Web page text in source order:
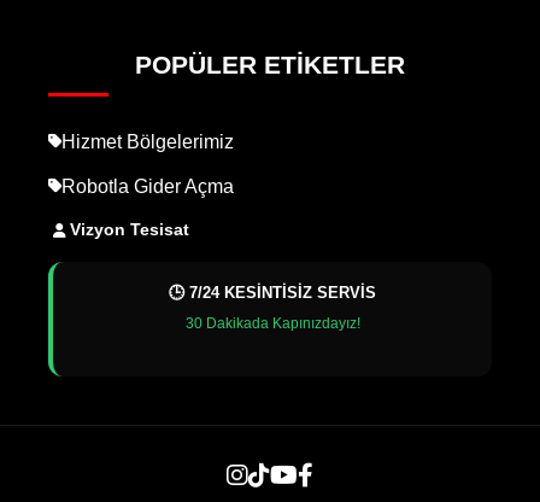
POPÜLER ETIKETLER
Hizmet Bölgelerimiz
Robotla Gider Açma
Vizyon Tesisat
🕒 7/24 KESİNTİSİZ SERVİS
30 Dakikada Kapınızdayız!